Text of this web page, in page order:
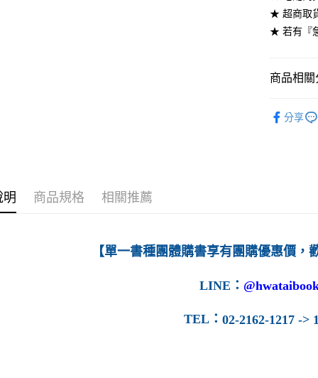
每筆
每筆
★ 超商取
★ 若有『
商品相關
分享
明 商品規格 相關推薦
【單一書種團體購書享有團購優惠價，
LINE ：
TEL： 02-2162-1217 ->